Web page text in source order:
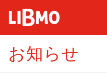
お知らせ